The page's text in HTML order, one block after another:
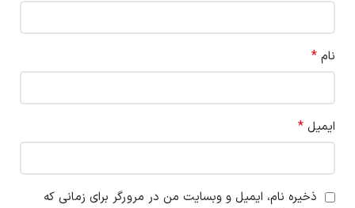
نام *
ایمیل *
ذخیره نام، ایمیل و وبسایت من در مرورگر برای زمانی که